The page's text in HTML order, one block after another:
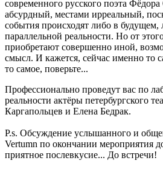
современного русского поэта
абсурдный, местами ирреальный,
события происходят либо в будущем,
параллельной реальности. Но от
приобретают совершенно иной,
смысл. И кажется, сейчас именно то
то самое, поверьте...
Профессионально проведут вас по
реальности актёры петербургского
Каргапольцев и Елена Бедрак.
P.s. Обсуждение услышанного и
Vertumn по окончании мероприятия
приятное послевкусие... До встречи!